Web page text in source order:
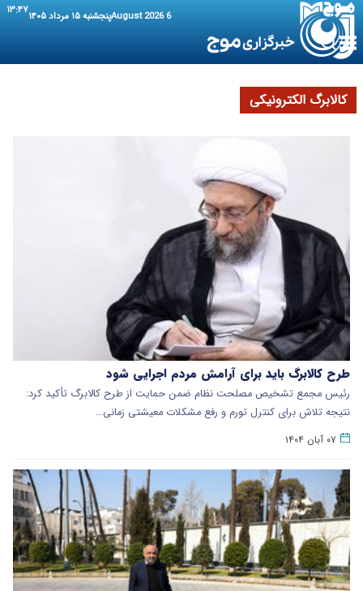
6 August 2026 پنجشنبه ۱۵ مرداد ۱۴۰۵ ۱۳:۴۷
کالابرگ الکترونیکی
طرح کالابرگ باید برای آرامش مردم اجرایی شود
رئیس مجمع تشخیص مصلحت نظام ضمن حمایت از طرح کالابرگ تأکید کرد:
نتیجه تلاش برای کنترل تورم و رفع مشکلات معیشتی زمانی…
۰۷ آبان ۱۴۰۴